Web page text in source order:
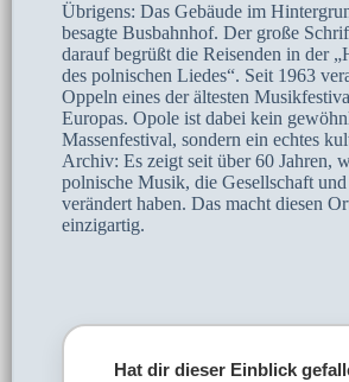
Übrigens: Das Gebäude im
besagte Busbahnhof. Der große
darauf begrüßt die Reisenden in der
des polnischen Liedes“. Seit 1963
Oppeln eines der ältesten
Europas. Opole ist dabei kein
Massenfestival, sondern ein echtes
Archiv: Es zeigt seit über 60 Jahren,
polnische Musik, die Gesellschaft
verändert haben. Das macht diesen
einzigartig.
Hat dir dieser Einblick